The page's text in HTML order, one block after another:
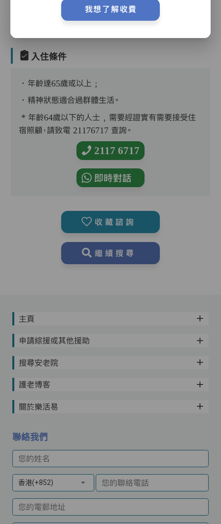
入住條件
．年齡達65歲或以上﹔
．精神狀態適合過群體生活。
* 年齡64歲以下的人士﹐需要經證實有需要接受住
宿照顧，請致電 21176717 查詢。
2117 6717
即時對話
收藏諮詢
繼續搜尋
主頁
申請綜援或其他援助
搜尋安老院
護老博客
關於樂活易
聯絡我們
您的姓名
香港(+852) 您的聯絡電話
您的電郵地址
我想了解收費